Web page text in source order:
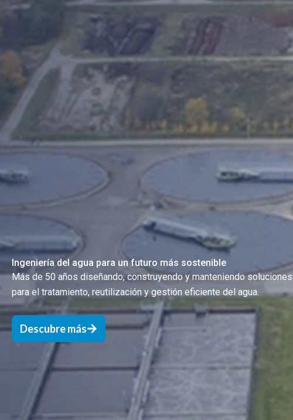
Ingeniería del agua para un futuro más sostenible
Más de 50 años diseñando, construyendo y manteniendo soluciones
para el tratamiento, reutilización y gestión eficiente del agua.
Descubre más